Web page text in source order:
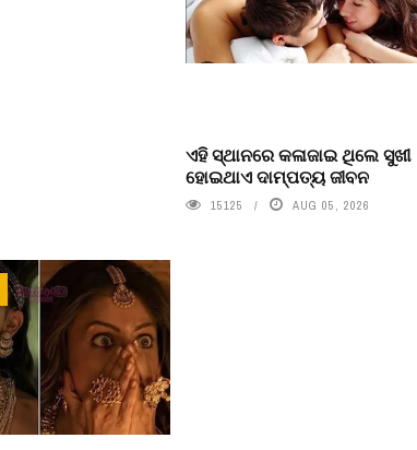
ଏହି ସ୍ଥାନରେ କଳାଜାଇ ଥିଲେ ସୁଖୀ
ହୋଇଥାଏ ଦାମ୍ପତ୍ୟ ଜୀବନ
15125 AUG 05, 2026